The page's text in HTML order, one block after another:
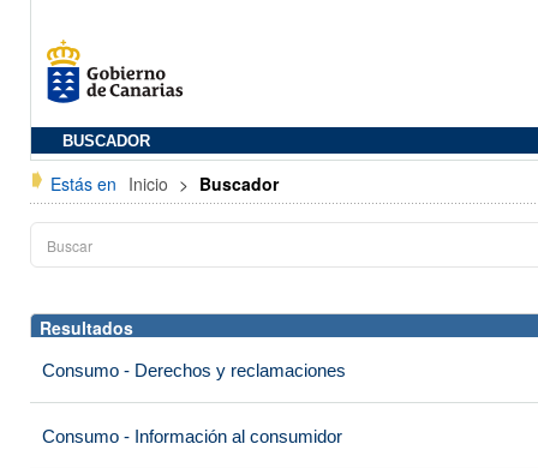
BUSCADOR
Estás en Inicio > Buscador
Resultados
Consumo - Derechos y reclamaciones
Consumo - Información al consumidor